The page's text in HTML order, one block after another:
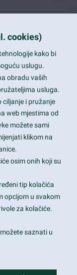
CA 94043
cookies)
kako bi
uslugu.
obradu vaših
usluga.
ciljanje i pružanje
web mjestima od
možete sami
klikom na
osim onih koji su
tip kolačića
opcijom u svakom
za kolačiće.
saznati u